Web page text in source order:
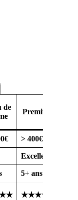
de
Premium
> 400€
Excellente
5+ ans
★★★★